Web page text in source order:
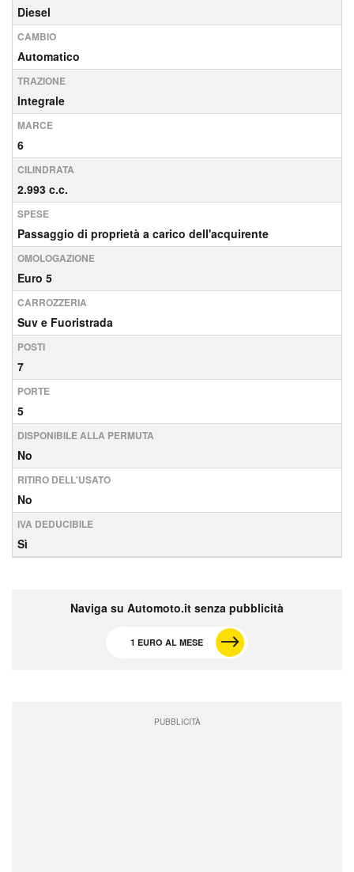
Diesel
CAMBIO
Automatico
TRAZIONE
Integrale
MARCE
6
CILINDRATA
2.993 c.c.
SPESE
Passaggio di proprietà a carico dell'acquirente
OMOLOGAZIONE
Euro 5
CARROZZERIA
Suv e Fuoristrada
POSTI
7
PORTE
5
DISPONIBILE ALLA PERMUTA
No
RITIRO DELL'USATO
No
IVA DEDUCIBILE
Sì
Naviga su Automoto.it senza pubblicità
1 EURO AL MESE
PUBBLICITÀ